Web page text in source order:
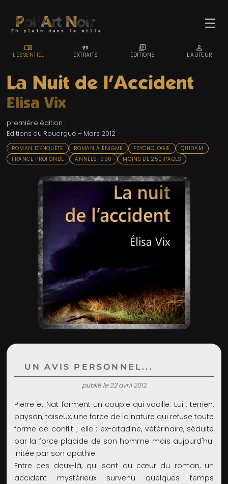
☰
ACCUEIL
TROMBINO
INDEX
RECHERCHE
LIENS & FESTIVALS
UN POLAR AU HASARD
La Nuit de l'Accident
Elisa Vix
première édition :
Editions du Rouergue – Mars 2012
ROMAN D'ENQUÊTE ROMAN À ÉNIGME PSYCHOLOGIE
QUIDAM
FRANCE PROFONDE
ANNÉES 1990 MOINS DE 250 PAGES
UN AVIS PERSONNEL...
publié le 22 avril 2012
Pierre et Nat forment un couple qui vacille. Lui : terrien,
paysan, taiseux, une force de la nature qui refuse toute
forme de conflit ; elle : ex-citadine, vétérinaire, séduite
par la force placide de son homme mais aujourd'hui
irritée par son apathie.
Entre ces deux-là, qui sont au cœur du roman, un
accident mystérieux survenu quelques temps
MENU_BOOK
L'ESSENTIEL
FORMAT_QUOTE
EXTRAITS
LIBRARY_BOOKS
ÉDITIONS
PERSON
L'AUTEUR